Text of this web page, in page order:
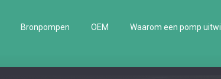
Bronpompen OEM Waarom een pomp